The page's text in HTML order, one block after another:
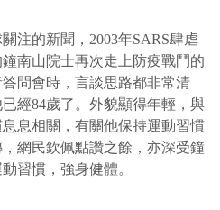
注的新聞，2003年SARS肆虐
南山院士再次走上防疫戰鬥的
問會時，言談思路都非常清
經84歲了。外貌顯得年輕，與
息相關，有關他保持運動習慣
網民欽佩點讚之餘，亦深受鐘
習慣，強身健體。